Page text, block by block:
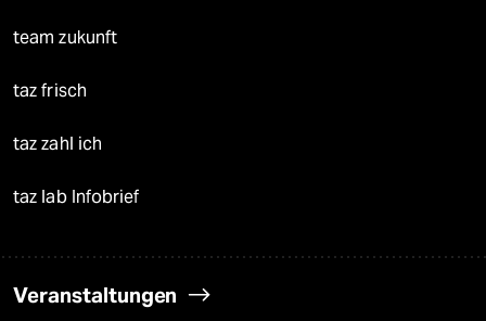
team zukunft
taz frisch
taz zahl ich
taz lab Infobrief
Veranstaltungen